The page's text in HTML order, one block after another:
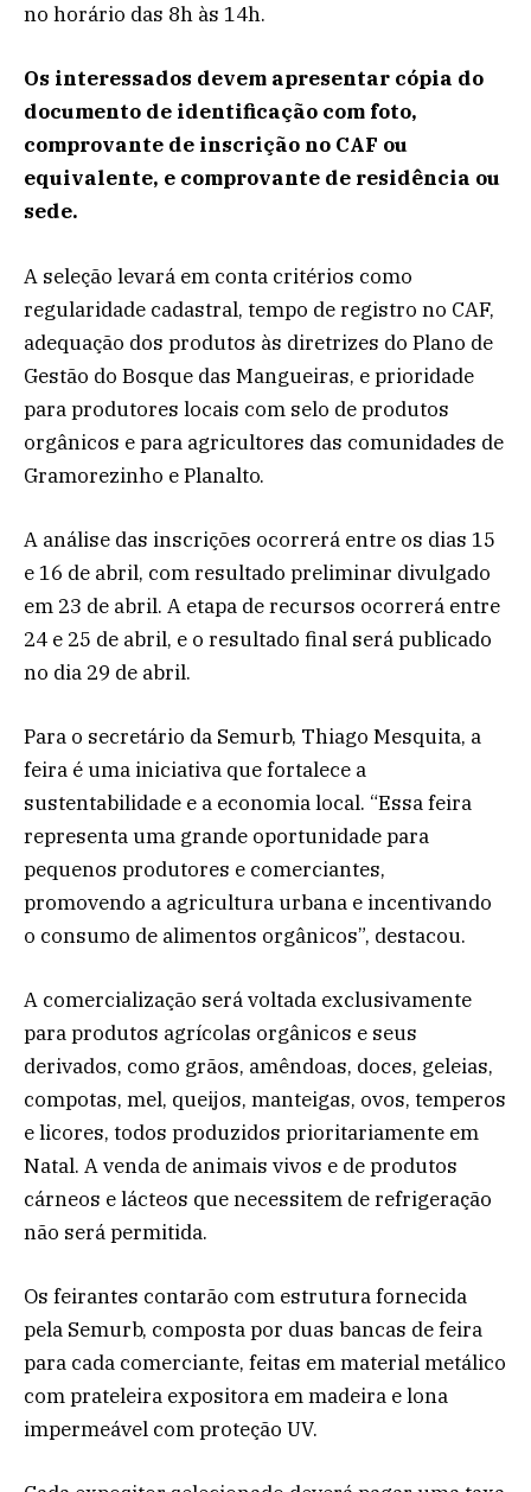
no horário das 8h às 14h.
Os interessados devem apresentar cópia do
documento de identificação com foto,
comprovante de inscrição no CAF ou
equivalente, e comprovante de residência ou
sede.
A seleção levará em conta critérios como
regularidade cadastral, tempo de registro no CAF,
adequação dos produtos às diretrizes do Plano de
Gestão do Bosque das Mangueiras, e prioridade
para produtores locais com selo de produtos
orgânicos e para agricultores das comunidades de
Gramorezinho e Planalto.
A análise das inscrições ocorrerá entre os dias 15
e 16 de abril, com resultado preliminar divulgado
em 23 de abril. A etapa de recursos ocorrerá entre
24 e 25 de abril, e o resultado final será publicado
no dia 29 de abril.
Para o secretário da Semurb, Thiago Mesquita, a
feira é uma iniciativa que fortalece a
sustentabilidade e a economia local. “Essa feira
representa uma grande oportunidade para
pequenos produtores e comerciantes,
promovendo a agricultura urbana e incentivando
o consumo de alimentos orgânicos”, destacou.
A comercialização será voltada exclusivamente
para produtos agrícolas orgânicos e seus
derivados, como grãos, amêndoas, doces, geleias,
compotas, mel, queijos, manteigas, ovos, temperos
e licores, todos produzidos prioritariamente em
Natal. A venda de animais vivos e de produtos
cárneos e lácteos que necessitem de refrigeração
não será permitida.
Os feirantes contarão com estrutura fornecida
pela Semurb, composta por duas bancas de feira
para cada comerciante, feitas em material metálico
com prateleira expositora em madeira e lona
impermeável com proteção UV.